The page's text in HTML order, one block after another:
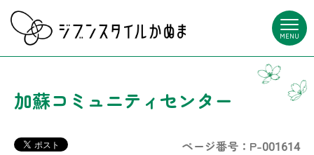
MENU
加蘇コミュニティセンター
ページ番号：P-001614